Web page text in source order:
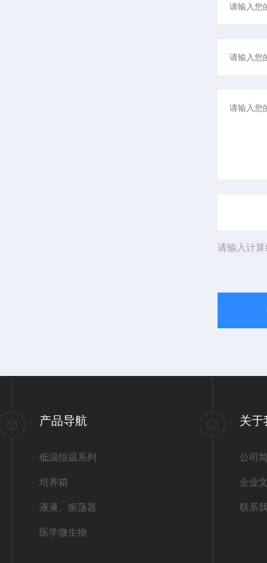
请输入计
产品导航
低温恒温系列
培养箱
液液、振荡器
医学微生物
关于
公司
企业
联系